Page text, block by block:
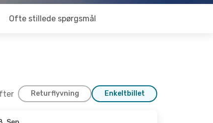
Ofte stillede spørgsmål
Returflyvning Enkeltbillet